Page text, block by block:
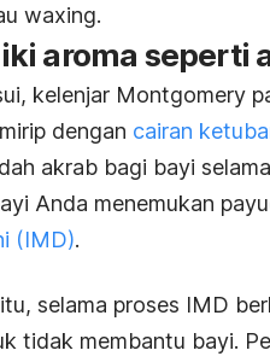
waxing.
aroma seperti
kelenjar Montgomery
dengan cairan
akrab bagi bayi
Anda menemukan
(IMD).
selama proses IMD
tidak membantu bayi.